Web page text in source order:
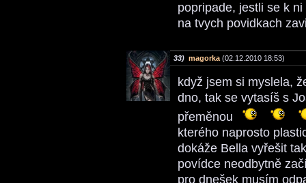
popripade, jestli se k
na tvych povidkach
33) magorka (02.12.2010 18:53)
když jsem si myslela,
dno, tak se vytasíš s
přeměnou
kterého naprosto
dokáže Bella vyřešit
povídce neodbytně
pro dnešek musím